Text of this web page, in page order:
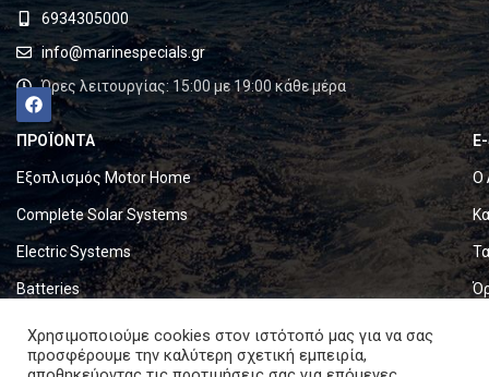
6934305000
info@marinespecials.gr
Ώρες λειτουργίας: 15:00 με 19:00 κάθε μέρα
ΠΡΟΪΟΝΤΑ
Εξοπλισμός Motor Home
Complete Solar Systems
Electric Systems
Batteries
Set & Fold Solar Panels
Marine Equipment
Ο
Χρησιμοποιούμε cookies στον ιστότοπό μας για να σας
προσφέρουμε την καλύτερη σχετική εμπειρία,